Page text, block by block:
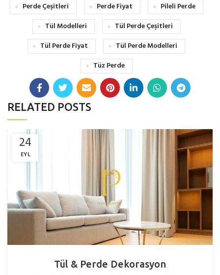
Perde Çeşitleri
Perde Fiyat
Pileli Perde
Tül Modelleri
Tül Perde Çeşitleri
Tül Perde Fiyat
Tül Perde Modelleri
Tüz Perde
RELATED POSTS
24
EYL
Tül & Perde Dekorasyon